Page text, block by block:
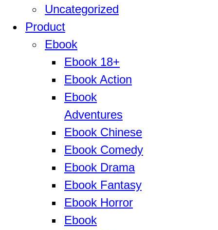
Uncategorized
Product
Ebook
Ebook 18+
Ebook Action
Ebook
Adventures
Ebook Chinese
Ebook Comedy
Ebook Drama
Ebook Fantasy
Ebook Horror
Ebook